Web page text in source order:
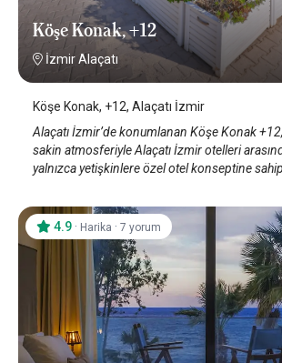
Köşe Konak, +12
İzmir Alaçatı
Köşe Konak, +12, Alaçatı İzmir
Alaçatı İzmir’de konumlanan Köşe Konak
sakin atmosferiyle Alaçatı İzmir otelleri
yalnızca yetişkinlere özel otel konseptine
4.9 · Harika · 7 yorum